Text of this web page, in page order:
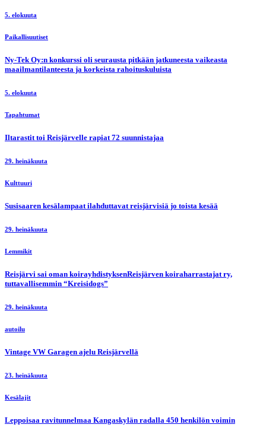
5. elokuuta
Paikallisuutiset
Ny-Tek Oy:n konkurssi oli seurausta pitkään jatkuneesta vaikeasta
maailmantilanteesta ja korkeista rahoituskuluista
5. elokuuta
Tapahtumat
Iltarastit toi Reisjärvelle rapiat 72 suunnistajaa
29. heinäkuuta
Kulttuuri
Susisaaren kesälampaat ilahduttavat reisjärvisiä jo toista kesää
29. heinäkuuta
Lemmikit
Reisjärvi sai oman koirayhdistyksenReisjärven koiraharrastajat ry,
tuttavallisemmin “Kreisidogs”
29. heinäkuuta
autoilu
Vintage VW Garagen ajelu Reisjärvellä
23. heinäkuuta
Kesälajit
Leppoisaa ravitunnelmaa Kangaskylän radalla 450 henkilön voimin